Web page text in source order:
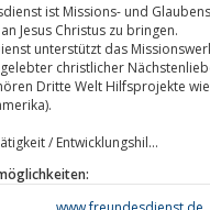
ist Missions- und
Jesus Christus zu bringen.
unterstützt das
christlicher
Dritte Welt Hilfsprojekte
/ Entwicklungshil...